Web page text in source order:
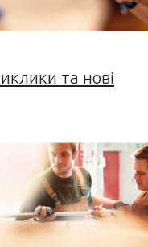
та нові